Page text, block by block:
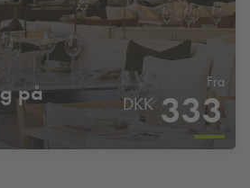
på
Fra
DKK 333